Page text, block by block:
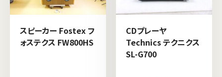
スピーカー Fostex フ
ォステクス FW800HS
CDプレーヤ
Technics テクニクス
SL-G700